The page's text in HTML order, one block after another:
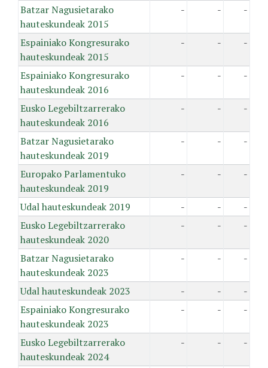
Batzar Nagusietarako
hauteskundeak 2015
- - -
Espainiako Kongresurako
hauteskundeak 2015
- - -
Espainiako Kongresurako
hauteskundeak 2016
- - -
Eusko Legebiltzarrerako
hauteskundeak 2016
- - -
Batzar Nagusietarako
hauteskundeak 2019
- - -
Europako Parlamentuko
hauteskundeak 2019
- - -
Udal hauteskundeak 2019 - -
-
Eusko Legebiltzarrerako
hauteskundeak 2020
- - -
Batzar Nagusietarako
hauteskundeak 2023
- - -
Udal hauteskundeak 2023 - -
-
Espainiako Kongresurako
hauteskundeak 2023
- - -
Eusko Legebiltzarrerako
hauteskundeak 2024
- - -